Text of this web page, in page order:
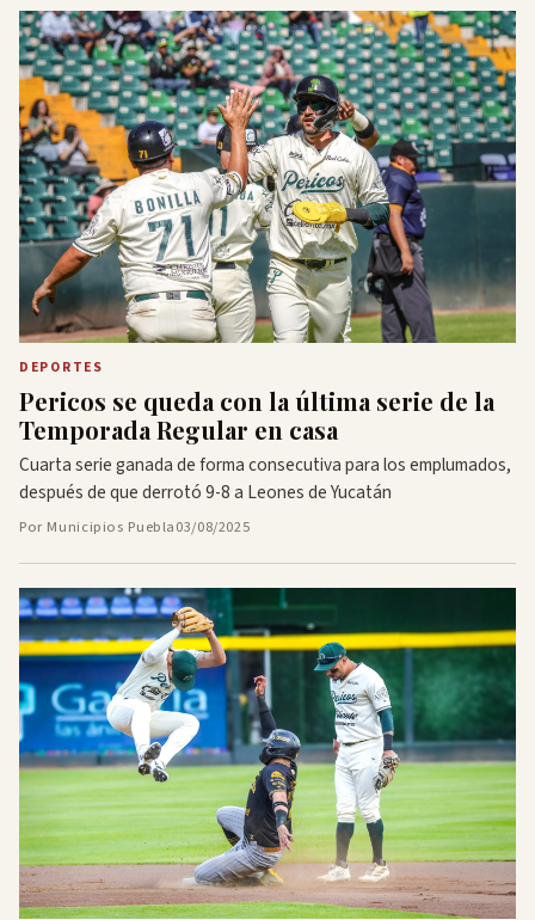
DEPORTES
Pericos se queda con la última serie de la
Temporada Regular en casa
Cuarta serie ganada de forma consecutiva para los emplumados,
después de que derrotó 9-8 a Leones de Yucatán
Por Municipios Puebla03/08/2025